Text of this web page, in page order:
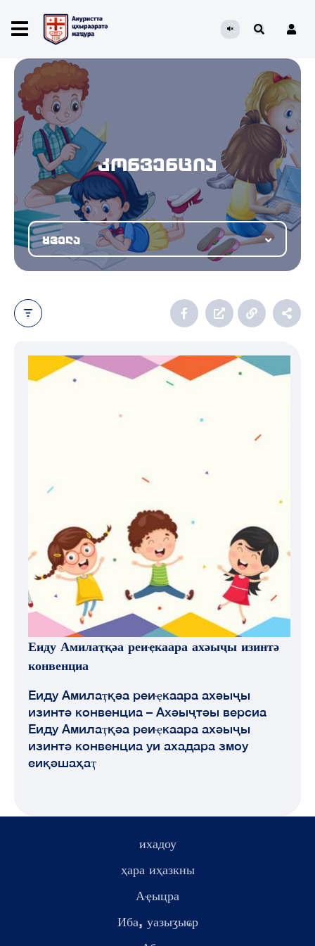
კონვენცია
ყველა
Еиду Амилаҭқәа реиҿкаара ахәыҷы изинтә
конвенциа
Еиду Амилаҭқәа реиҿкаара ахәыҷы
изинтә конвенциа – Ахәыҷтәы версиа
Еиду Амилаҭқәа реиҿкаара ахәыҷы
изинтә конвенциа уи ахадара змоу
еиқәшаҳаҭ
ихадоу
ҳара иҳазкны
Аҿыцра
Иба, уазыӡыҩр